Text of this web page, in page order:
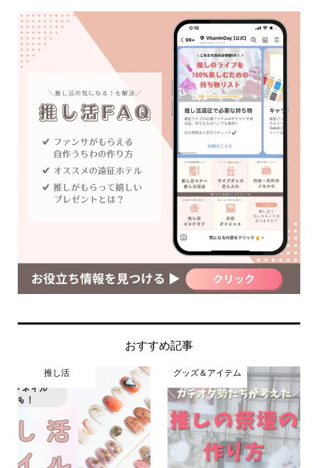
おすすめ記事
推し活 グッズ＆アイテム